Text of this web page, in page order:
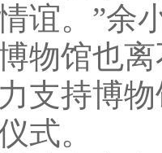
谊。”余
馆也离
支持博
式。